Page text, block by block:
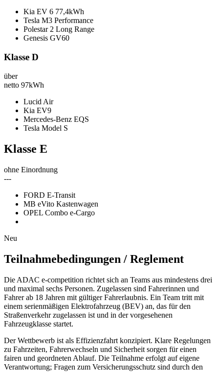
Kia EV 6 77,4kWh
Tesla M3 Performance
Polestar 2 Long Range
Genesis GV60
Klasse D
über
netto 97kWh
Lucid Air
Kia EV9
Mercedes-Benz EQS
Tesla Model S
Klasse E
ohne Einordnung
---
FORD E-Transit
MB eVito Kastenwagen
OPEL Combo e-Cargo
Neu
Teilnahmebedingungen / Reglement
Die ADAC e‑competition richtet sich an Teams aus mindestens drei
und maximal sechs Personen. Zugelassen sind Fahrerinnen und
Fahrer ab 18 Jahren mit gültiger Fahrerlaubnis. Ein Team tritt mit
einem serienmäßigen Elektrofahrzeug (BEV) an, das für den
Straßenverkehr zugelassen ist und in der vorgesehenen
Fahrzeugklasse startet.
Der Wettbewerb ist als Effizienzfahrt konzipiert. Klare Regelungen
zu Fahrzeiten, Fahrerwechseln und Sicherheit sorgen für einen
fairen und geordneten Ablauf. Die Teilnahme erfolgt auf eigene
Verantwortung; Fragen zum Versicherungsschutz sind durch den